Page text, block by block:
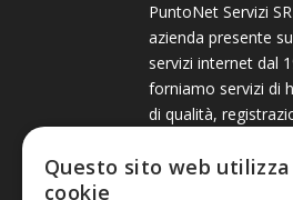
PuntoNet Servizi
azienda presente
servizi internet dal
forniamo servizi di
di qualità,
dominio ed online
Protection
Questo sito web utilizza
cookie